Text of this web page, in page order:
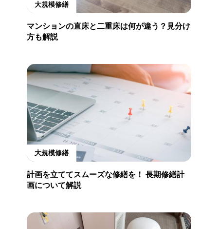
大規模修繕
マンションの直床と二重床は何が違う？見分け
方も解説
大規模修繕
計画を立ててスムーズな修繕を！ 長期修繕計
画について解説